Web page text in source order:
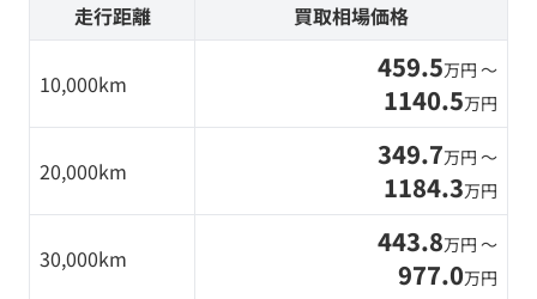
走行距離 買取相場価格
10,000km 459.5万円 〜
1140.5万円
20,000km 349.7万円 〜
1184.3万円
30,000km 443.8万円 〜
977.0万円